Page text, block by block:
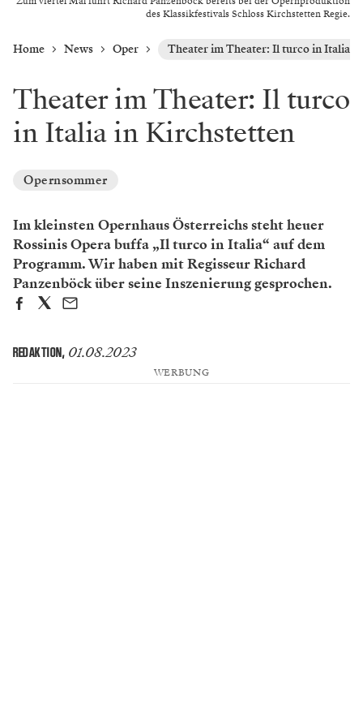
des Klassikfestivals Schloss Kirchstetten Regie.
Home News Oper Theater im Theater: Il turco in Italia
Theater im Theater: Il turco
in Italia in Kirchstetten
Opernsommer
Im kleinsten Opernhaus Österreichs steht heuer
Rossinis Opera buffa „Il turco in Italia“ auf dem
Programm. Wir haben mit Regisseur Richard
Panzenböck über seine Inszenierung gesprochen.
REDAKTION, 01.08.2023
WERBUNG